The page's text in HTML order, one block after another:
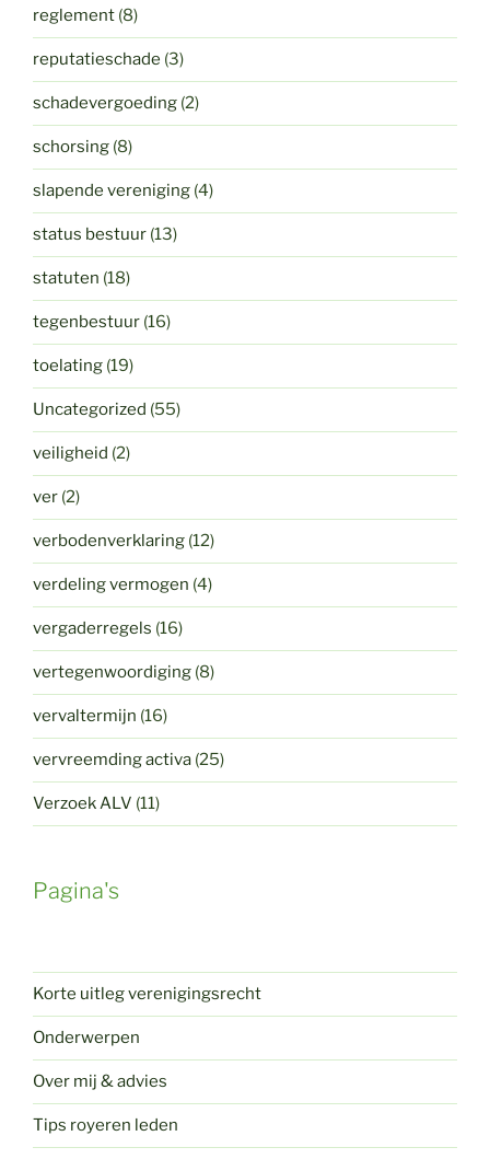
reglement (8)
reputatieschade (3)
schadevergoeding (2)
schorsing (8)
slapende vereniging (4)
status bestuur (13)
statuten (18)
tegenbestuur (16)
toelating (19)
Uncategorized (55)
veiligheid (2)
ver (2)
verbodenverklaring (12)
verdeling vermogen (4)
vergaderregels (16)
vertegenwoordiging (8)
vervaltermijn (16)
vervreemding activa (25)
Verzoek ALV (11)
Pagina's
Korte uitleg verenigingsrecht
Onderwerpen
Over mij & advies
Tips royeren leden